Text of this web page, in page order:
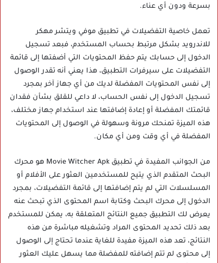
بسرعة ودون أي عناء.
تعمل خاصية التفضيلات في تطبيق موفي ويتشر مهكر
للاندرويد بشكل مرتبط بحساب المستخدم، فبعد تسجيل
الدخول إلى حسابك يتم حفظ المحتويات التي أضفتها إلى قائمة
التفضيلات على سيرفرات التطبيق، هذا يعني أنه تقدر الوصول
إلى نفس المحتويات المفضلة لديك من أي جهاز آخر بمجرد
تسجيل الدخول إلى نفس الحساب، لا داعي للقلق بشأن فقدان
قائمتك المفضلة أو إعادة إضافتها عند استخدام جهاز مختلف،
هذه الميزة تمنحك مرونة وسهولة في الوصول إلى المحتويات
المفضلة في أي وقت ومن أي مكان.
من الجوانب المفيدة في تطبيق Movie Witcher Apk هو محرك
البحث المتقدم الذي يتيح للمستخدمين العثور على الأفلام أو
المسلسلات التي لم يتم إضافتها إلى قائمة التفضيلات، بمجرد
الدخول إلى محرك البحث وكتابة اسم المحتوى الذي تبحث عنه
يعرض لك التطبيق جميع النتائج المتعلقة به، يمكن للمستخدم
بعد ذلك تحديد المحتوى المراد وتشغيله مباشرة من هذه
النتائج، تعد هذه الميزة مفيدة للغاية عندما تحتاج إلى الوصول
إلى محتوى لم تتم إضافته للمفضلة مما يسهل عليك العثور